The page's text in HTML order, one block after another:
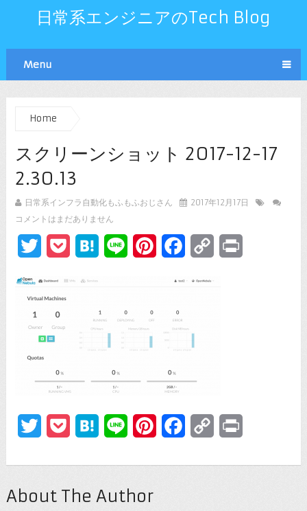
日常系エンジニアのTech Blog
Menu
Home
スクリーンショット 2017-12-17
2.30.13
日常系インフラ自動化もふもふおじさん
2017年12月17日
コメントはまだありません
TwitterPocketHatenaLine PinterestFacebook
Copy
TwitterPocketHatenaLine PinterestFacebook
Copy
About The Author